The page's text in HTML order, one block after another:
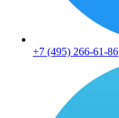
+7 (495) 266-61-86